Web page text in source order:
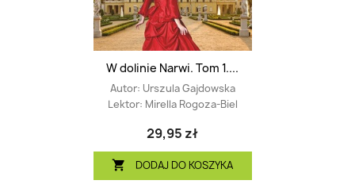
W dolinie Narwi. Tom 1....
Autor: Urszula Gajdowska
Lektor: Mirella Rogoza-Biel
29,95 zł
 DODAJ DO KOSZYKA